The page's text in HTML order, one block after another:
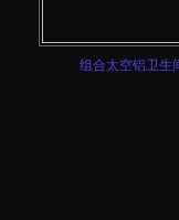
组合太空铝卫生